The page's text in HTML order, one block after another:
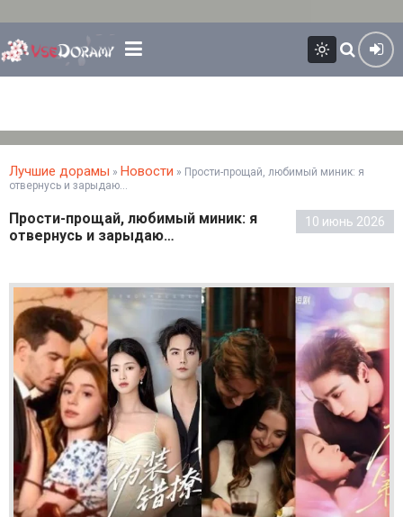
Лучшие дорамы » Новости » Прости-прощай, любимый миник: я
отвернусь и зарыдаю…
Прости-прощай, любимый миник: я
отвернусь и зарыдаю…
10 июнь 2026